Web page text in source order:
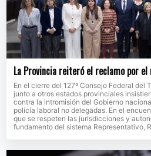
La Provincia reiteró el reclamo por
En el cierre del 127º Consejo Federal del
junto a otros estados provinciales
contra la intromisión del Gobierno
policía laboral no delegadas. En el
que se respeten las jurisdicciones y
fundamento del sistema Representativo,